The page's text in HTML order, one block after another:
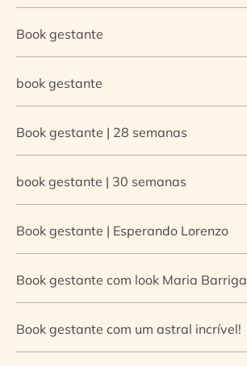
Book gestante
book gestante
Book gestante | 28 semanas
book gestante | 30 semanas
Book gestante | Esperando Lorenzo
Book gestante com look Maria Barriga
Book gestante com um astral incrível!